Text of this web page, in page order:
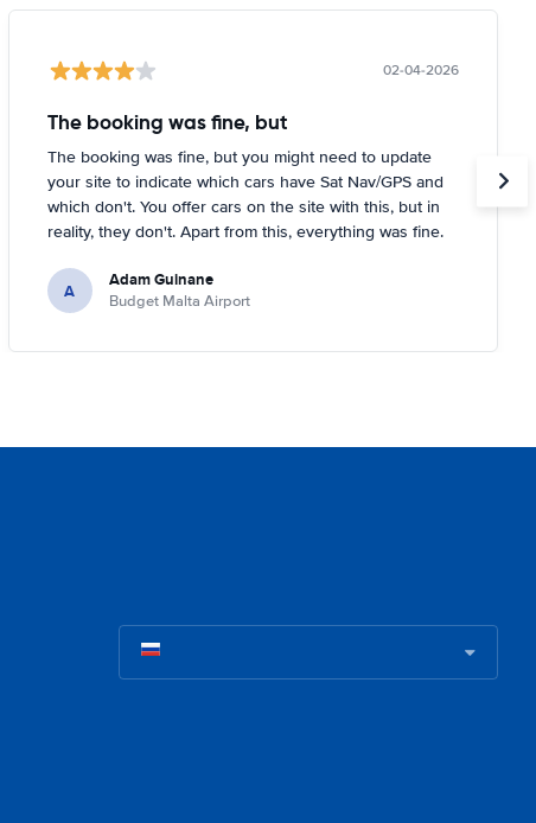
02-04-2026
The booking was fine, but
The booking was fine, but you might need to update
your site to indicate which cars have Sat Nav/GPS and
which don't. You offer cars on the site with this, but in
reality, they don't. Apart from this, everything was fine.
A Adam Guinane
Budget Malta Airport